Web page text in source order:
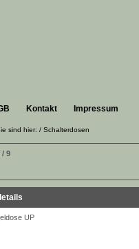
Kontakt Impressum
sind hier: / Schalterdosen
/ 9